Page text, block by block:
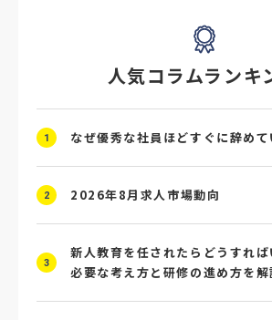
#求人広告
#スクラム採用 #転職イベント
#賃上げ #人事数
#4P分析 #競合他社
#ChatGPT #タイパ
人気コラムランキ
1 なぜ優秀な社員ほどすぐに辞め
2 2026年8月求人市場動向
3
新人教育を任されたらどうすれ
必要な考え方と研修の進め方を解